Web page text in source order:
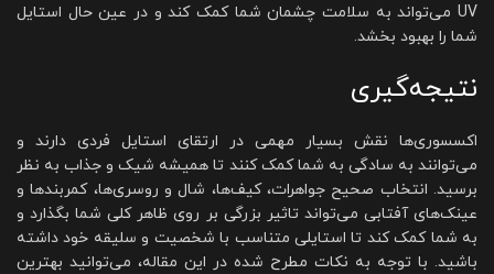
UV می‌تواند به سلامت چشمان شما کمک کند و در عین حال استایل
شما را بهبود بخشد.
نتیجه‌گیری
اکسسوری‌ها نقش بسیار مهمی در ارتقای استایل فردی دارند و
می‌توانند به سادگی به شما کمک کنند تا همیشه شیک و جذاب به نظر
برسید. انتخاب صحیح جواهرات، کیف‌ها، شال و روسری‌ها، کمربندها و
عینک‌های آفتابی می‌تواند تاثیر بزرگی بر روی ظاهر کلی شما بگذارد و
به شما کمک کند تا استایلی متناسب با شخصیت و سلیقه خود داشته
باشید. با توجه به نکات مطرح شده در این مقاله، می‌توانید بهترین